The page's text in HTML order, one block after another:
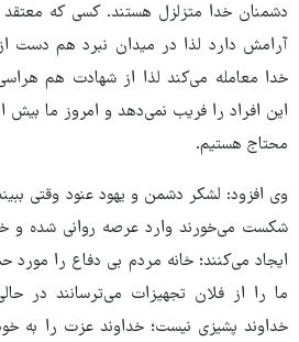
دشمنان خدا متزلزل هستند. کسی که
آرامش دارد لذا در میدان نبرد هم دست
خدا معامله می‌کند لذا از شهادت هم
این افراد را فریب نمی‌دهد و امروز ما بیش
محتاج هستیم.
وی افزود: لشکر دشمن و یهود عنود وقتی
شکست می‌خورند وارد عرصه روانی شده و
ایجاد می‌کنند؛ خانه مردم بی دفاع را مورد
ما را از فلان تجهیزات می‌ترسانند در
خداوند پشیزی نیست؛ خداوند عزت را به